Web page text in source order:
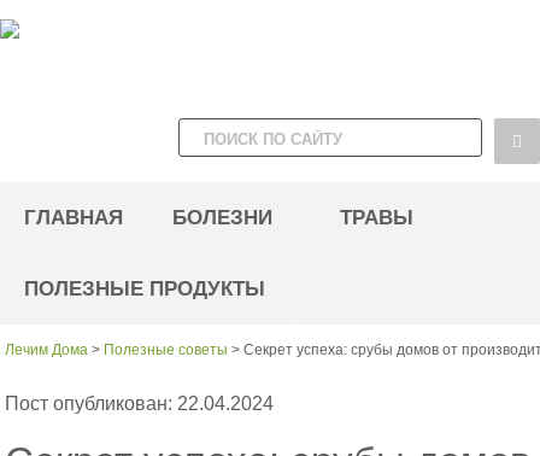
ГЛАВНАЯ БОЛЕЗНИ ТРАВЫ
ПОЛЕЗНЫЕ ПРОДУКТЫ
Лечим Дома > Полезные советы >Секрет успеха: срубы домов от
Пост опубликован: 22.04.2024